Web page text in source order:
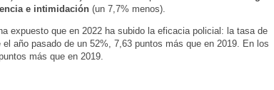
e intimidación (un 7,7% menos).
expuesto que en 2022 ha subido la eficacia policial: la tasa de
año pasado de un 52%, 7,63 puntos más que en 2019. En los
más que en 2019.